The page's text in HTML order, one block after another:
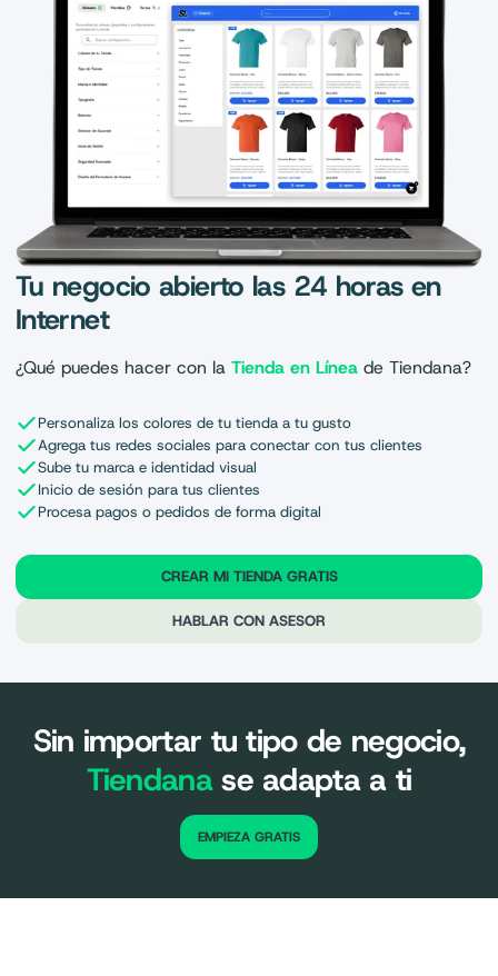
Tu negocio abierto las 24 horas en
Internet
¿Qué puedes hacer con la Tienda en Línea de Tiendana?
Personaliza los colores de tu tienda a tu gusto
Agrega tus redes sociales para conectar con tus clientes
Sube tu marca e identidad visual
Inicio de sesión para tus clientes
Procesa pagos o pedidos de forma digital
CREAR MI TIENDA GRATIS
HABLAR CON ASESOR
Sin importar tu tipo de negocio,
Tiendanase adapta a ti
EMPIEZA GRATIS